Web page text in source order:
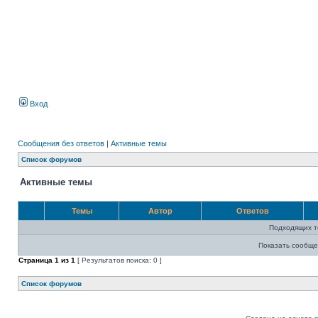
Вход
Сообщения без ответов | Активные темы
Список форумов
Активные темы
Темы Автор Ответов
Подходящих
Показать
Страница 1 из 1 [ Результатов поиска: 0 ]
Список форумов